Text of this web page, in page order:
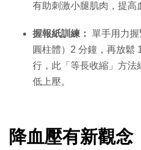
有助刺激小腿肌肉，提高
握報紙訓練： 單手用力
圓柱體）2 分鐘，再放鬆
行，此「等長收縮」方法
低上壓。
降血壓有新觀念